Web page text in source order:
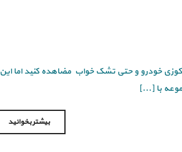
خودرو و حتی تشک خواب مضاهده کنید اما این
با [...]
بیشتر بخوانید